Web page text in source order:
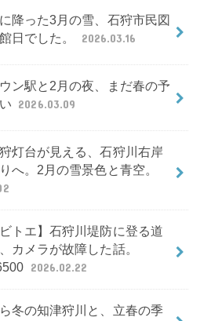
降った3月の雪、石狩市民図
日でした。
2026.03.16
ン駅と2月の夜、まだ春の予
2026.03.09
灯台が見える、石狩川右岸
へ。2月の雪景色と青空。
ビトエ】石狩川堤防に登る道
カメラが故障した話。
2026.02.22
冬の知津狩川と、立春の季